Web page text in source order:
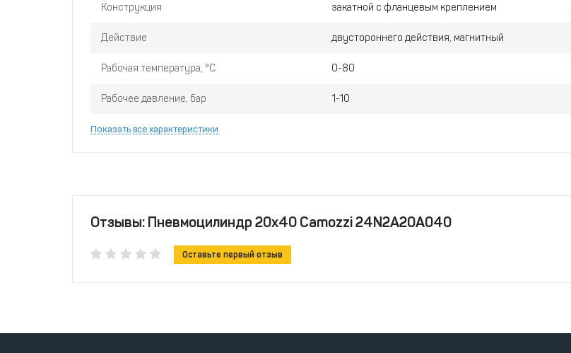
Конструкция закатной с фланцевым креплением
Действие двустороннего действия, магнитный
Рабочая температура, °С 0-80
Рабочее давление, бар 1-10
Показать все характеристики
Отзывы: Пневмоцилиндр 20x40 Camozzi 24N2A20A040
Оставьте первый отзыв